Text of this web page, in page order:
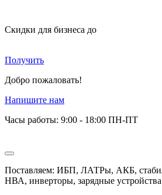
Скидки для бизнеса до
Получить
Добро пожаловать!
Напишите нам
Часы работы: 9:00 - 18:00 ПН-ПТ
Поставляем: ИБП, ЛАТРы, АКБ,
НВА, инверторы, зарядные устройства